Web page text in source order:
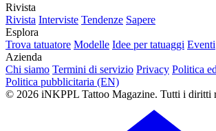
Rivista
Rivista Interviste Tendenze Sapere
Esplora
Trova tatuatore Modelle Idee per tatuaggi Eventi
Azienda
Chi siamo Termini di servizio Privacy Politica
Politica pubblicitaria (EN)
© 2026 iNKPPL Tattoo Magazine. Tutti i diritti